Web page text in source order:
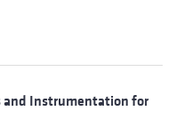
and Instrumentation for